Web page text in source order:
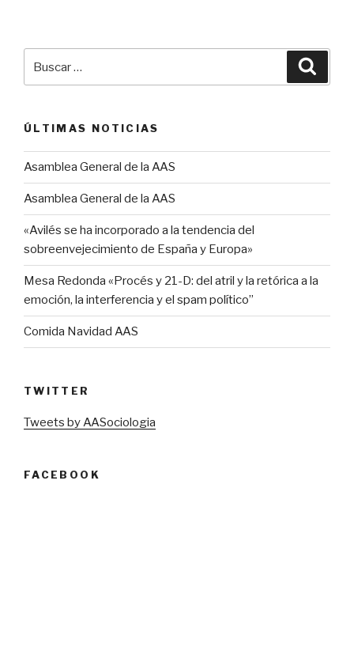
por:
ÚLTIMAS NOTICIAS
Asamblea General de la AAS
Asamblea General de la AAS
«Avilés se ha incorporado a la tendencia del
sobreenvejecimiento de España y Europa»
Mesa Redonda «Procés y 21-D: del atril y la retórica a la
emoción, la interferencia y el spam político”
Comida Navidad AAS
TWITTER
Tweets by AASociologia
FACEBOOK